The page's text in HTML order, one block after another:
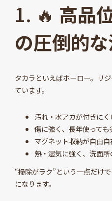
1. 🔥 高品
の圧倒的
タカラといえばホーロー。リ
ています。
汚れ・水アカが付きにく
傷に強く、長年使っても
マグネット収納が自由自
熱・湿気に強く、洗面
“掃除がラク”という一点だけ
になります。